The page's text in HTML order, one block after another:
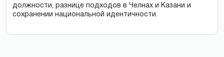
должности, разнице подходов в Челнах и Казани и
сохранении национальной идентичности.